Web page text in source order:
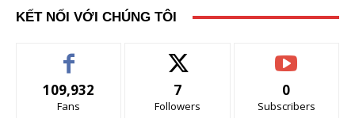
KẾT NỐI VỚI CHÚNG TÔI
109,932
Fans
7
Followers
0
Subscribers